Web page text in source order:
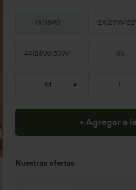
1X(18W) 2X(20W/
4X(28W/30W) XS
M L
+ Agregar a
Nuestras ofertas